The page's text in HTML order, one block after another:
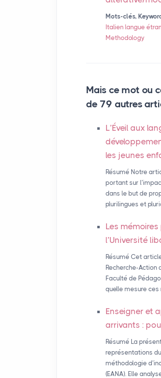
Mots-clés,
Italien langue
Methodology
Mais ce mot ou
de 79 autres
L’Éveil aux
les jeunes
Résumé Notre
portant sur
dans le but de
plurilingues et
Les
l’Université
Résumé Cet
Recherche-Action
Faculté de
quelle mesure ces
Enseigner et
arrivants :
Résumé La
représentations
méthodologie
(EANA). Elle